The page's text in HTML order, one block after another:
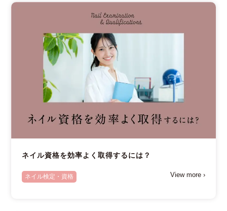
ネイル資格を効率よく取得するには？
ネイル検定・資格 View more ›